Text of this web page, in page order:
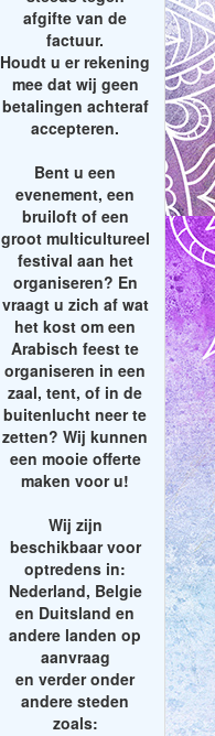
afgifte van de
factuur.
Houdt u er rekening
mee dat wij geen
betalingen achteraf
accepteren.
Bent u een
evenement, een
bruiloft of een
groot multicultureel
festival aan het
organiseren? En
vraagt u zich af wat
het kost om een
Arabisch feest te
organiseren in een
zaal, tent, of in de
buitenlucht neer te
zetten? Wij kunnen
een mooie offerte
maken voor u!
Wij zijn
beschikbaar voor
optredens in:
Nederland, Belgie
en Duitsland en
andere landen op
aanvraag
en verder onder
andere steden
zoals: